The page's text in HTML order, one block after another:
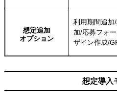
想定追加
オプション
利用期間追加
加/応募フォ
ザイン作成/
想定導入